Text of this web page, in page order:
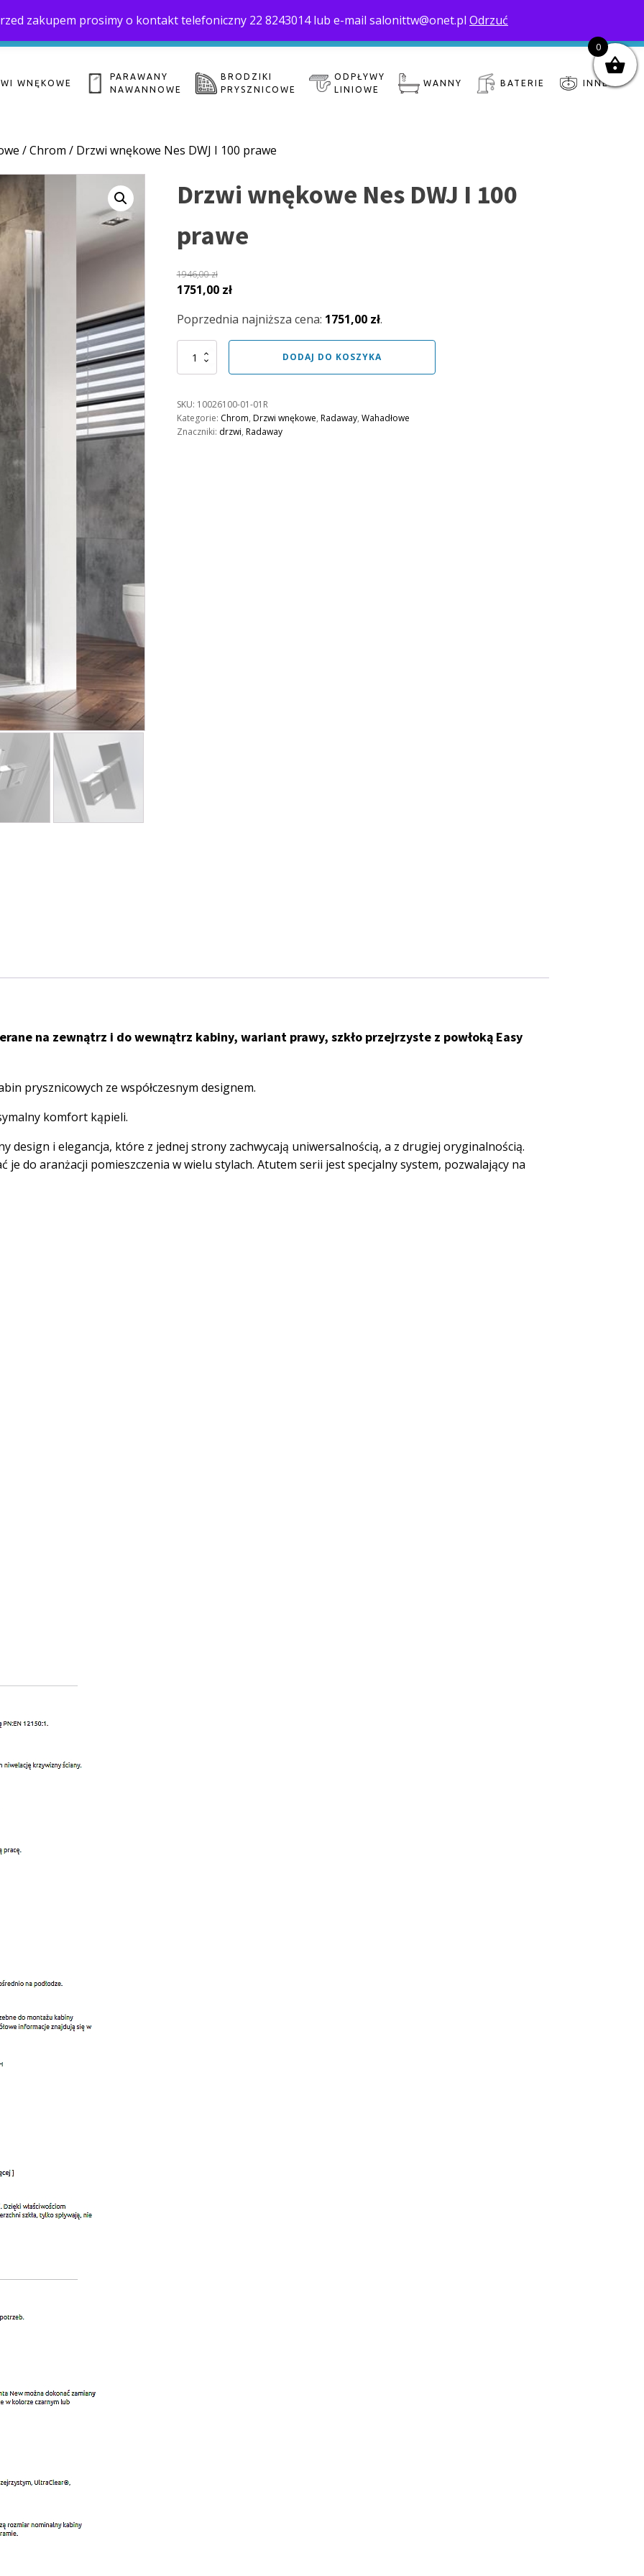
zakupem prosimy o kontakt telefoniczny 22 8243014 lub e-mail salonittw@onet.pl Odrzuć
biuro@saloni.pl 22 559-10-50 Home O nas Moje konto Zamówienie
WNĘKOWE
PARAWANY
NAWANNOWE
BRODZIKI
PRYSZNICOWE
ODPŁYWY
LINIOWE
WANNY BATERIE INNE
/Chrom / Drzwi wnękowe Nes DWJ I 100 prawe
Drzwi wnękowe Nes DWJ I 100
prawe
1946,00zł
Pierwotna
wynosiła:
1946,00 zł.
1751,00 złAktualna
wynosi:
1751,00 zł.
Poprzednia najniższa cena: 1751,00 zł.
ilość
DWJ
I
100
DODAJ DO KOSZYKA
SKU: 10026100-01-01R
Kategorie: Chrom, Drzwi wnękowe, Radaway, Wahadłowe
Znaczniki: drzwi, Radaway
na zewnątrz i do wewnątrz kabiny, wariant prawy, szkło przejrzyste z powłoką Easy
prysznicowych ze współczesnym designem.
komfort kąpieli.
design i elegancja, które z jednej strony zachwycają uniwersalnością, a z drugiej oryginalnością.
do aranżacji pomieszczenia w wielu stylach. Atutem serii jest specjalny system, pozwalający na
0